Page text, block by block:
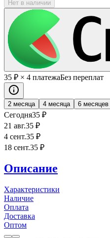
Нет в наличии
35 ₽ × 4 платежаБез переплат
2 месяца 4 месяца 6 месяцев
Сегодня35 ₽
21 авг.35 ₽
4 сент.35 ₽
18 сент.35 ₽
Описание
Характеристики
Наличие
Оплата
Доставка
Оптом